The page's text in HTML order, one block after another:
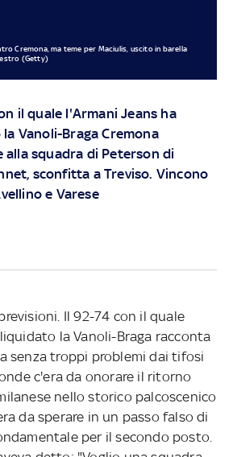
Cremona, ma teme per Maciulis, uscito in barella
(Getty)
il quale l'Armani Jeans ha
Vanoli-Braga Cremona
alla squadra di Peterson di
sconfitta a Treviso. Vincono
e Varese
Il 92-74 con il quale
la Vanoli-Braga racconta
senza troppi problemi dai tifosi
c'era da onorare il ritorno
nello storico palcoscenico
da sperare in un passo falso di
per il secondo posto.